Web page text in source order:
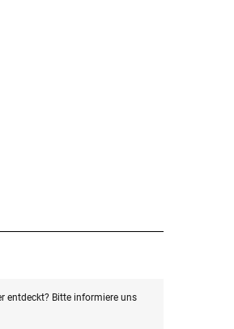
entdeckt? Bitte informiere uns